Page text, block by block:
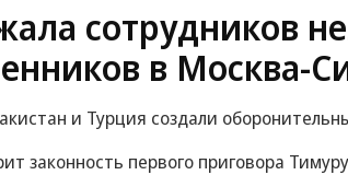
сотрудников
в Москва-
и Турция создали
законность первого приговора